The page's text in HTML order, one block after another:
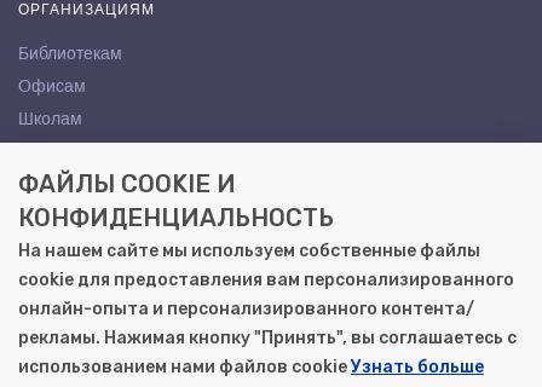
ОРГАНИЗАЦИЯМ
Библиотекам
Офисам
Школам
КОНТАКТЫ
Саратов, ул. Осипова, 10А
+7 (8452) 72-65-65
gemera@moya-kniga.ru
ФАЙЛЫ COOKIE И
КОНФИДЕНЦИАЛЬНОСТЬ
На нашем сайте мы используем собственные файлы
cookie для предоставления вам персонализированного
онлайн-опыта и персонализированного контента/
рекламы. Нажимая кнопку "Принять", вы соглашаетесь с
использованием нами файлов cookieУзнать больше